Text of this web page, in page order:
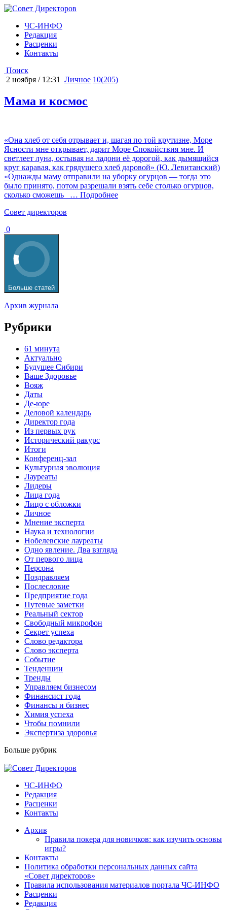
ЧС-ИНФО
Редакция
Расценки
Контакты
Поиск
2 ноября / 12:31
Личное 10(205)
Мама и космос
«Она хлеб от себя отрывает и, шагая по той крутизне, Море
Ясности мне открывает, дарит Море Спокойствия мне. И
светлеет луна, остывая на ладони её дорогой, как дымящийся
круг каравая, как грядущего хлеб даровой» (Ю. Левитанский)
«Однажды маму отправили на уборку огурцов — тогда это
было принято, потом разрешали взять себе столько огурцов,
сколько сможешь
… Подробнее
Cовет директоров
0
Больше статей
Архив журнала
Рубрики
61 минута
Актуально
Будущее Сибири
Ваше Здоровье
Вояж
Даты
Де-юре
Деловой календарь
Директор года
Из первых рук
Исторический ракурс
Итоги
Конференц-зал
Культурная эволюция
Лауреаты
Лидеры
Лица года
Лицо с обложки
Личное
Мнение эксперта
Наука и технологии
Нобелевские лауреаты
Одно явление. Два взгляда
От первого лица
Персона
Поздравляем
Послесловие
Предприятие года
Путевые заметки
Реальный сектор
Свободный микрофон
Секрет успеха
Слово редактора
Слово эксперта
Событие
Тенденции
Тренды
Управляем бизнесом
Финансист года
Финансы и бизнес
Химия успеха
Чтобы помнили
Экспертиза здоровья
Больше рубрик
ЧС-ИНФО
Редакция
Расценки
Контакты
Архив
Правила покера для новичков: как изучить основы
игры?
Контакты
Политика обработки персональных данных сайта
«Совет директоров»
Правила использования материалов портала ЧС-ИНФО
Расценки
Редакция